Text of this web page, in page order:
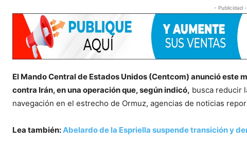
- Publicidad -
El Mando Central de Estados Unidos (Centcom) anunció este
contra Irán, en una operación que, según indicó, busca reducir
navegación en el estrecho de Ormuz, agencias de noticias
Lea también:Abelardo de la Espriella suspende transición y